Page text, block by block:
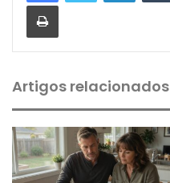
Artigos relacionados